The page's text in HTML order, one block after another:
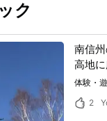
ク
南信
高地
体験・
2